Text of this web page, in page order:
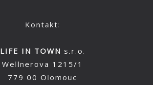
Kontakt:
LIFE IN TOWN s.r.o.
Wellnerova 1215/1
779 00 Olomouc